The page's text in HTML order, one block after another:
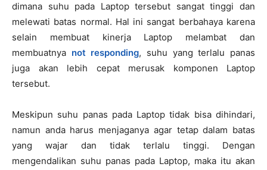
dimana suhu pada Laptop tersebut sangat tinggi dan
melewati batas normal. Hal ini sangat berbahaya karena
selain membuat kinerja Laptop melambat dan
membuatnya not responding, suhu yang terlalu panas
juga akan lebih cepat merusak komponen Laptop
tersebut.
Meskipun suhu panas pada Laptop tidak bisa dihindari,
namun anda harus menjaganya agar tetap dalam batas
yang wajar dan tidak terlalu tinggi. Dengan
mengendalikan suhu panas pada Laptop, maka itu akan